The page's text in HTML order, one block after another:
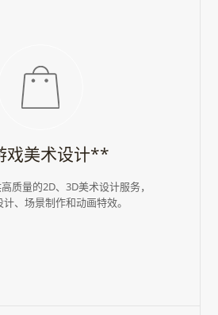
美术设计**
质量的2D、3D美术设计服务，
、场景制作和动画特效。